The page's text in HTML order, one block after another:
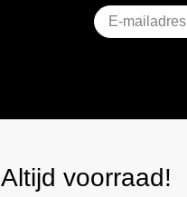
E-
mailadres
Altijd voorraad!